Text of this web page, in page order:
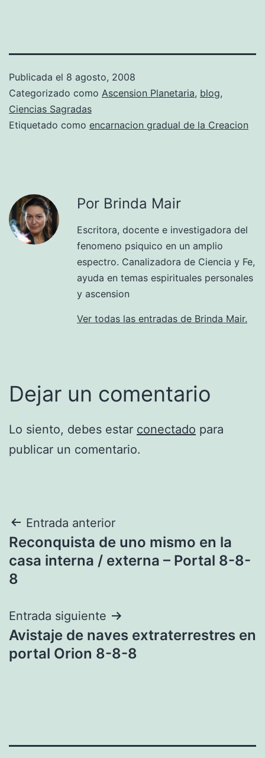
Publicada el 8 agosto, 2008
Categorizado como Ascension Planetaria, blog,
Ciencias Sagradas
Etiquetado como encarnacion gradual de la Creacion
Por Brinda Mair
Escritora, docente e investigadora del
fenomeno psiquico en un amplio
espectro. Canalizadora de Ciencia y Fe,
ayuda en temas espirituales personales
y ascension
Ver todas las entradas de Brinda Mair.
Dejar un comentario
Lo siento, debes estar conectado para
publicar un comentario.
Navegación
de
entradas
Entrada anterior
Reconquista de uno mismo en la
casa interna / externa – Portal 8-8-
8
Entrada siguiente
Avistaje de naves extraterrestres en
portal Orion 8-8-8